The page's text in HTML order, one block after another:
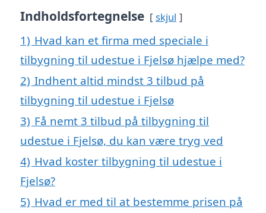
Indholdsfortegnelse skjul
1) Hvad kan et firma med speciale i
tilbygning til udestue i Fjelsø hjælpe med?
2) Indhent altid mindst 3 tilbud på
tilbygning til udestue i Fjelsø
3) Få nemt 3 tilbud på tilbygning til
udestue i Fjelsø, du kan være tryg ved
4) Hvad koster tilbygning til udestue i
Fjelsø?
5) Hvad er med til at bestemme prisen på